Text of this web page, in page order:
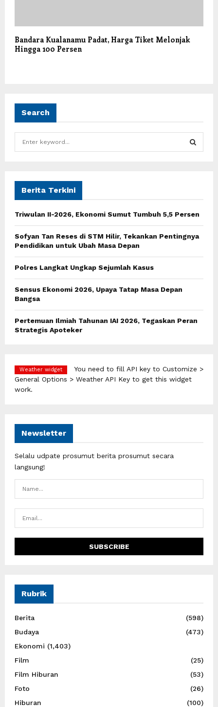
Bandara Kualanamu Padat, Harga Tiket Melonjak
Hingga 100 Persen
Search
f
r
C
H
Berita Terkini
Triwulan II-2026, Ekonomi Sumut Tumbuh 5,5 Persen
Sofyan Tan Reses di STM Hilir, Tekankan Pentingnya
Pendidikan untuk Ubah Masa Depan
Polres Langkat Ungkap Sejumlah Kasus
Sensus Ekonomi 2026, Upaya Tatap Masa Depan
Bangsa
Pertemuan Ilmiah Tahunan IAI 2026, Tegaskan Peran
Strategis Apoteker
Weather widget
You need to fill API key to Customize >
General Options > Weather API Key to get this widget
work.
Newsletter
Selalu udpate prosumut berita prosumut secara
langsung!
Rubrik
Berita
(598)
Budaya
(473)
Ekonomi (1,403)
Film
(25)
Film Hiburan
(53)
Foto
(26)
Hiburan
(100)